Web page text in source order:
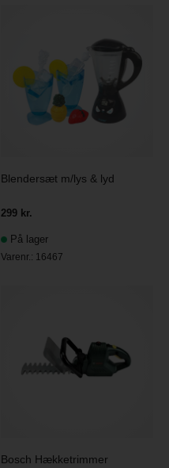
Blendersæt m/lys & lyd
299 kr.
På lager
Varenr.: 16467
Bosch Hækketrimmer